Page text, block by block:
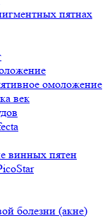
пятнах
омоложение
век
винных пятен
болезни (акне)